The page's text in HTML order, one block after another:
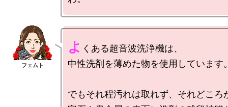
よ くある超音波洗浄機は、
中性洗剤を薄めた物を使用しています
でもそれ程汚れは取れず、それどころ